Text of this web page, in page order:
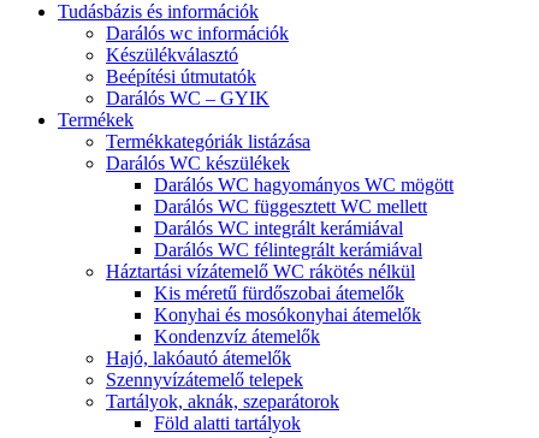
Tudásbázis és információk
Darálós wc információk
Készülékválasztó
Beépítési útmutatók
Darálós WC – GYIK
Termékek
Termékkategóriák listázása
Darálós WC készülékek
Darálós WC hagyományos WC mögött
Darálós WC függesztett WC mellett
Darálós WC integrált kerámiával
Darálós WC félintegrált kerámiával
Háztartási vízátemelő WC rákötés nélkül
Kis méretű fürdőszobai átemelők
Konyhai és mosókonyhai átemelők
Kondenzvíz átemelők
Hajó, lakóautó átemelők
Szennyvízátemelő telepek
Tartályok, aknák, szeparátorok
Föld alatti tartályok